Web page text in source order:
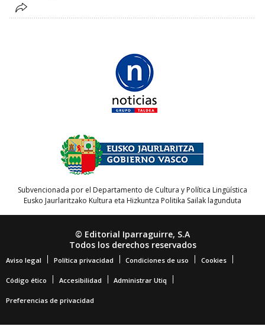
Subvencionada por el Departamento de Cultura y Política Lingüística
Eusko Jaurlaritzako Kultura eta Hizkuntza Politika Sailak lagunduta
© Editorial Iparraguirre, S.A
Todos los derechos reservados
Aviso legal Política privacidad Condiciones de uso Cookies
Código ético Accesibilidad Administrar Utiq
Preferencias de privacidad